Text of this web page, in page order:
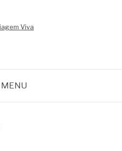
MENU